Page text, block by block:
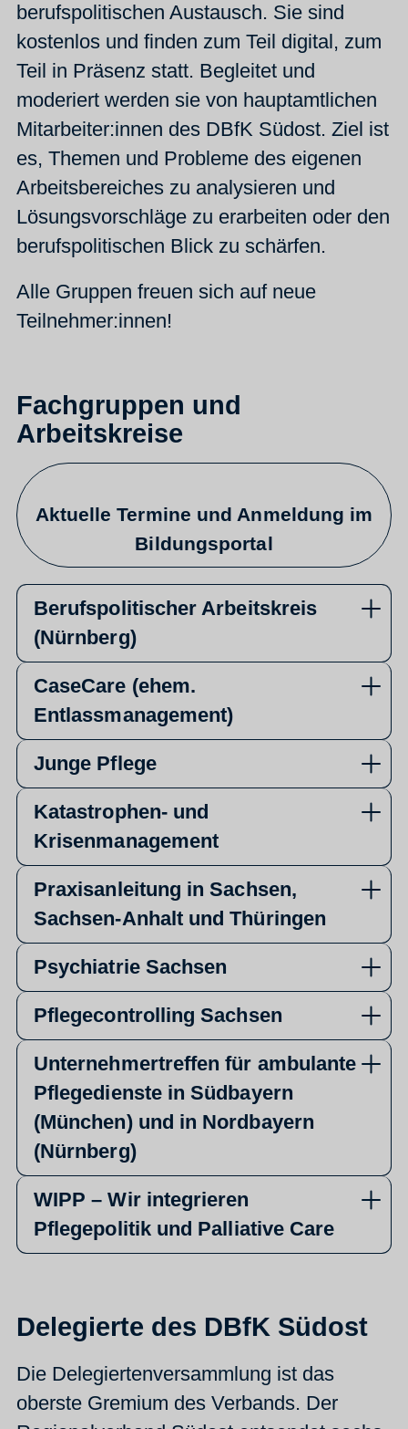
berufspolitischen Austausch. Sie sind
kostenlos und finden zum Teil digital, zum
Teil in Präsenz statt. Begleitet und
moderiert werden sie von hauptamtlichen
Mitarbeiter:innen des DBfK Südost. Ziel ist
es, Themen und Probleme des eigenen
Arbeitsbereiches zu analysieren und
Lösungsvorschläge zu erarbeiten oder den
berufspolitischen Blick zu schärfen.
Alle Gruppen freuen sich auf neue
Teilnehmer:innen!
Fachgruppen und
Arbeitskreise
Aktuelle Termine und Anmeldung im
Bildungsportal
Berufspolitischer Arbeitskreis
(Nürnberg)
CaseCare (ehem.
Entlassmanagement)
Junge Pflege
Katastrophen- und
Krisenmanagement
Praxisanleitung in Sachsen,
Sachsen-Anhalt und Thüringen
Psychiatrie Sachsen
Pflegecontrolling Sachsen
Unternehmertreffen für ambulante
Pflegedienste in Südbayern
(München) und in Nordbayern
(Nürnberg)
WIPP – Wir integrieren
Pflegepolitik und Palliative Care
Delegierte des DBfK Südost
Die Delegiertenversammlung ist das
oberste Gremium des Verbands. Der